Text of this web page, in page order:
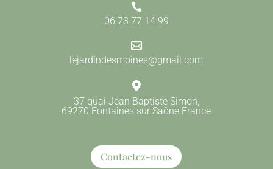

06 73 77 14 99

lejardindesmoines@gmail.com

37 quai Jean Baptiste Simon,
69270 Fontaines sur Saône France
Contactez-nous